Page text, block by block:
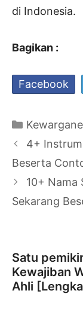
di Indonesia.
Bagikan :
Facebook
Kategori
Navigasi
Tulisan
4+
Beserta
10+ Nama
Sekarang
Satu
Kewajiban
Ahli